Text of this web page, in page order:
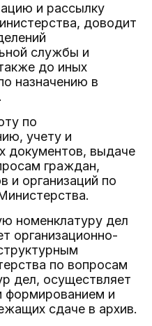
и рассылку
доводит
службы и
до иных
назначению в
по
учету и
документов, выдаче
граждан,
и организаций по
номенклатуру дел
организационно-
по вопросам
дел, осуществляет
формированием и
сдаче в архив.